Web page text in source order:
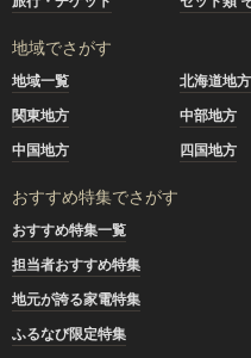
地域でさがす
地域一覧 北海道地方
関東地方
中部地方
中国地方
四国地方
おすすめ特集でさがす
おすすめ特集一覧
担当者おすすめ特集
地元が誇る家電特集
ふるなび限定特集